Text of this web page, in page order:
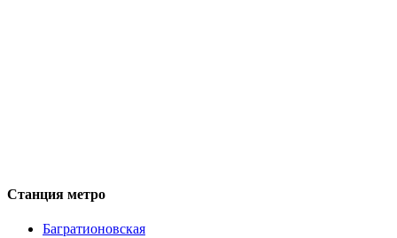
Станция метро
Багратионовская